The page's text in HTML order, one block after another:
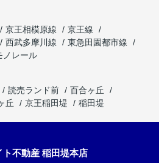
京王相模原線
京王線
西武多摩川線
東急田園都市線
ノレール
読売ランド前
百合ヶ丘
丘 京王稲田堤 稲田堤
ト不動産 稲田堤本店